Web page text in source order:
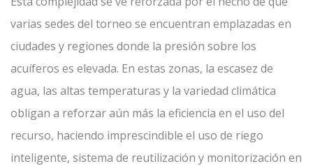
varias sedes del torneo se encuentran emplazadas en
ciudades y regiones donde la presión sobre los
acuíferos es elevada. En estas zonas, la escasez de
agua, las altas temperaturas y la variedad climática
obligan a reforzar aún más la eficiencia en el uso del
recurso, haciendo imprescindible el uso de riego
inteligente, sistema de reutilización y monitorización en